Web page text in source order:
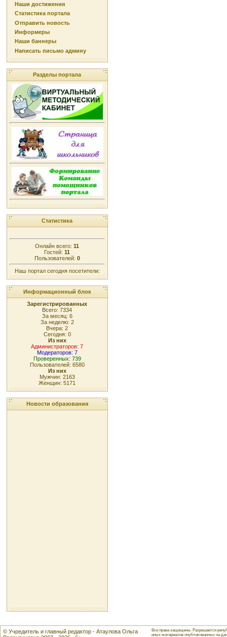
Наши достижения
Статистика портала
Отправить новость
Информеры
Наши баннеры
Написать письмо админу
Разделы портала
Статистика
Онлайн всего:11
Гостей:11
Пользователей: 0
Наш портал сегодня посетители:
Информационный блок
Зарегистрированных
Всего: 7334
За месяц: 6
За неделю: 2
Вчера: 2
Сегодня: 0
Из них
Администраторов: 7
Модераторов: 7
Проверенных: 739
Пользователей: 6580
Из них
Мужчин: 2163
Женщин: 5171
Новости образования
© Учредитель и главный редактор - Атаулова Ольга
Все права защищены. Разрешается
иных материалов опубликованных на